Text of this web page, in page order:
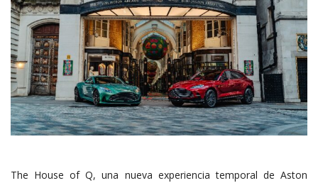
The House of Q, una nueva experiencia temporal de Aston